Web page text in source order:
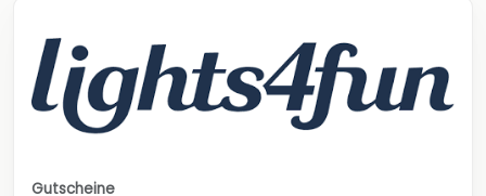
Gutscheine